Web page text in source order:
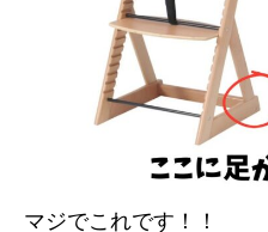
マジでこれです！！